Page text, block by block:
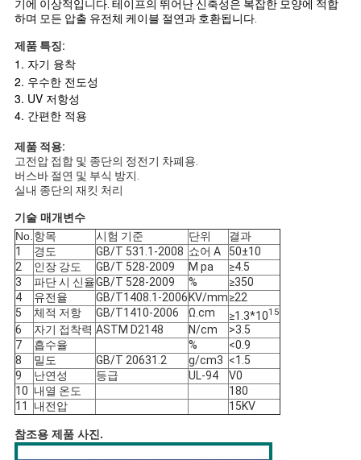
뉴
스
사
블
로
그
사
이
트
맵
기에 이상적입니다. 테이프의 뛰어난 신축성은 복잡한 모양에 적합
하며 모든 압출 유전체 케이블 절연과 호환됩니다.
제품 특징:
1. 자기 융착
2. 우수한 전도성
3. UV 저항성
4. 간편한 적용
제품 적용:
고전압 접합 및 종단의 정전기 차폐용.
버스바 절연 및 부식 방지.
실내 종단의 재킷 처리
기술 매개변수
No.항목 시험 기준 단위
결과
1
경도 GB/T 531.1-2008 쇼어 A
50±10
2
인장 강도 GB/T 528-2009 M pa
≥4.5
3
파단 시 신율GB/T 528-2009 %
≥350
4
유전율 GB/T1408.1-2006 KV/mm≥22
5
체적 저항 GB/T1410-2006 Ω.cm ≥1.3*1015
6 자기 접착력 ASTM D2148 N/cm
>3.5
7
흡수율 %
<0.9
8
밀도 GB/T 20631.2 g/cm3 <1.5
9
난연성 등급 UL-94
V0
10 내열 온도
180
11
내전압 15KV
참조용 제품 사진.